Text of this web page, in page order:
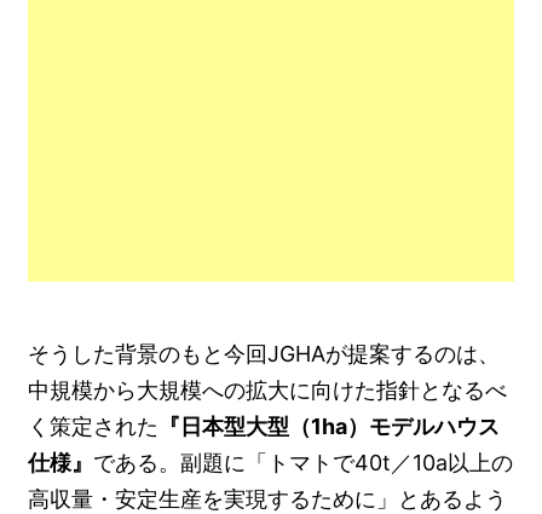
そうした背景のもと今回JGHAが提案するのは、
中規模から大規模への拡大に向けた指針となるべ
く策定された
『日本型大型（1ha）モデルハウス
仕様』 である。副題に「トマトで40t／10a以上の
高収量・安定生産を実現するために」とあるよう